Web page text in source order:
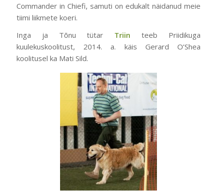
Commander in Chiefi, samuti on edukalt näidanud meie
tiimi liikmete koeri.
Inga ja Tõnu tütar Triin teeb Priidikuga
kuulekuskoolitust, 2014. a. käis Gerard O’Shea
koolitusel ka Mati Sild.